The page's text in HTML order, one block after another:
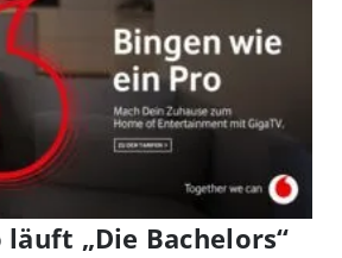
läuft „Die Bachelors“